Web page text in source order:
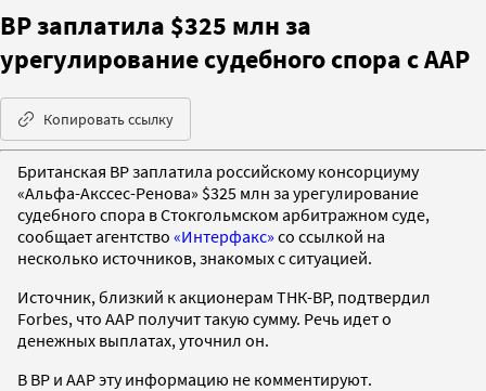
ВР заплатила $325 млн за
урегулирование судебного спора с ААР
Копировать ссылку
Британская ВР заплатила российскому консорциуму
«Альфа-Акссес-Ренова» $325 млн за урегулирование
судебного спора в Стокгольмском арбитражном суде,
сообщает агентство «Интерфакс» со ссылкой на
несколько источников, знакомых с ситуацией.
Источник, близкий к акционерам ТНК-BP, подтвердил
Forbes, что ААР получит такую сумму. Речь идет о
денежных выплатах, уточнил он.
В ВР и ААР эту информацию не комментируют.